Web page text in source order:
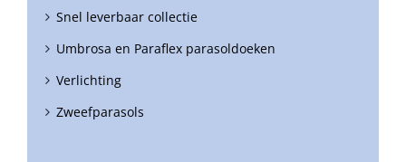
Snel leverbaar collectie
Umbrosa en Paraflex parasoldoeken
Verlichting
Zweefparasols